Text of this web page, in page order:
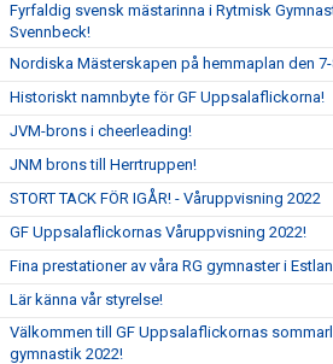
Fyrfaldig svensk mästarinna i Rytmisk
Svennbeck!
Nordiska Mästerskapen på hemmaplan den
Historiskt namnbyte för GF Uppsalaflickorna!
JVM-brons i cheerleading!
JNM brons till Herrtruppen!
STORT TACK FÖR IGÅR! - Våruppvisning 2022
GF Uppsalaflickornas Våruppvisning 2022!
Fina prestationer av våra RG gymnaster i
Lär känna vår styrelse!
Välkommen till GF Uppsalaflickornas
gymnastik 2022!